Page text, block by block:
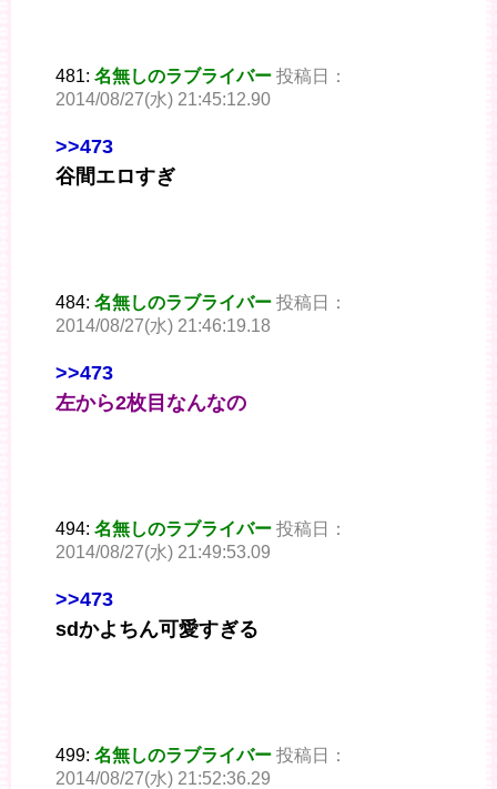
481: 名無しのラブライバー 投稿日：
2014/08/27(水) 21:45:12.90
>>473
谷間エロすぎ
484: 名無しのラブライバー 投稿日：
2014/08/27(水) 21:46:19.18
>>473
左から2枚目なんなの
494: 名無しのラブライバー 投稿日：
2014/08/27(水) 21:49:53.09
>>473
sdかよちん可愛すぎる
499: 名無しのラブライバー 投稿日：
2014/08/27(水) 21:52:36.29